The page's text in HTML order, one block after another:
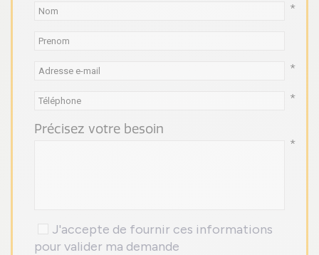
*
*
*
Précisez votre besoin
*
J'accepte de fournir ces informations
pour valider ma demande